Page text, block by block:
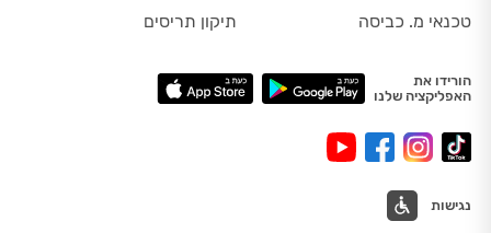
טכנאי מ. כביסה
תיקון תריסים
הורידו את
האפליקציה שלנו
נגישות